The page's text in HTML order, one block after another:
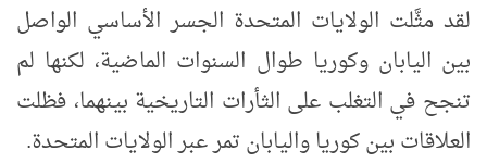
لقد مثَّلت الولايات المتحدة الجسر الأساسي الواصل
بين اليابان وكوريا طوال السنوات الماضية، لكنها لم
تنجح في التغلب على الثأرات التاريخية بينهما، فظلت
العلاقات بين كوريا واليابان تمر عبر الولايات المتحدة.